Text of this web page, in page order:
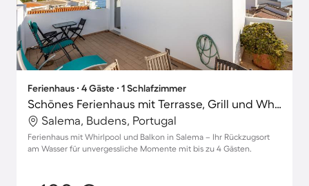
Ferienhaus ∙ 4 Gäste ∙ 1 Schlafzimmer
Schönes Ferienhaus mit Terrasse, Grill und Whirlpool | Neben dem Strand
Salema, Budens, Portugal
Ferienhaus mit Whirlpool und Balkon in Salema – Ihr Rückzugsort
am Wasser für unvergessliche Momente mit bis zu 4 Gästen.